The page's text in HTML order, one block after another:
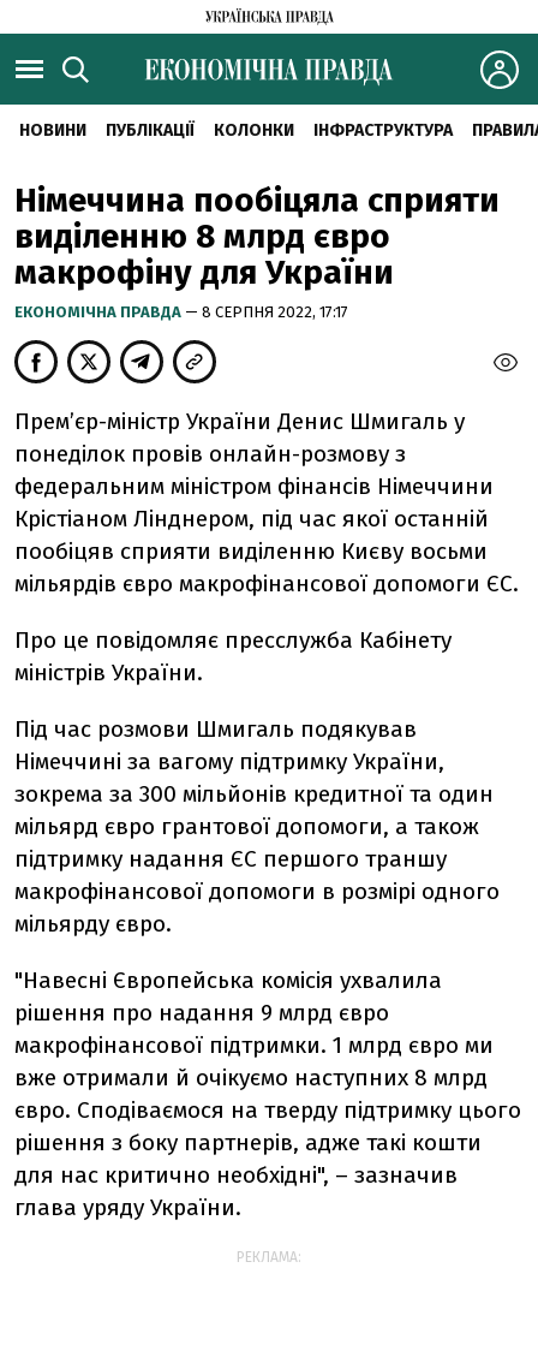
НОВИНИ ПУБЛІКАЦІЇ КОЛОНКИ ІНФРАСТРУКТУРА
Німеччина пообіцяла сприяти
виділенню 8 млрд євро
макрофіну для України
ЕКОНОМІЧНА ПРАВДА — 8 СЕРПНЯ 2022, 17:17
Прем’єр-міністр України Денис Шмигаль у
понеділок провів онлайн-розмову з
федеральним міністром фінансів Німеччини
Крістіаном Лінднером, під час якої останній
пообіцяв сприяти виділенню Києву восьми
мільярдів євро макрофінансової допомоги ЄС.
Про це повідомляє пресслужба Кабінету
міністрів України.
Під час розмови Шмигаль подякував
Німеччині за вагому підтримку України,
зокрема за 300 мільйонів кредитної та один
мільярд євро грантової допомоги, а також
підтримку надання ЄС першого траншу
макрофінансової допомоги в розмірі одного
мільярду євро.
"Навесні Європейська комісія ухвалила
рішення про надання 9 млрд євро
макрофінансової підтримки. 1 млрд євро ми
вже отримали й очікуємо наступних 8 млрд
євро. Сподіваємося на тверду підтримку цього
рішення з боку партнерів, адже такі кошти
для нас критично необхідні", – зазначив
глава уряду України.
РЕКЛАМА: